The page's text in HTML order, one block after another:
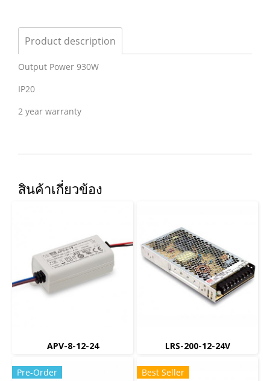
Product description
Output Power 930W
IP20
2 year warranty
สินค้าเกี่ยวข้อง
APV-8-12-24 LRS-200-12-24V
Pre-Order Best Seller